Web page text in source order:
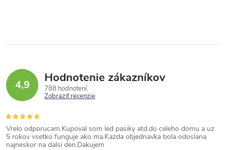
y
v
p
i
4,9 Hodnotenie zákazníkov
788 hodnotení
Zobraziť recenzie
Vrelo odporucam.Kupoval som led pasiky atd.do celeho domu a uz
5 rokov vsetko funguje ako ma.Kazda objednavka bola odoslana
najneskor na dalsi den.Dakujem